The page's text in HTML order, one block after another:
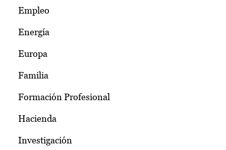
Empleo
Energía
Europa
Familia
Formación Profesional
Hacienda
Investigación